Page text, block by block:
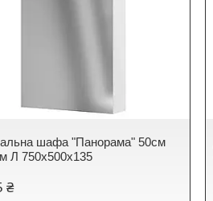
шафа "Панорама" 50см
Л 750х500х135
₴